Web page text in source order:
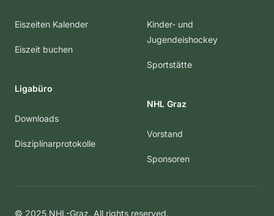
Eiszeiten Kalender
Eiszeit buchen
Ligabüro
Downloads
Disziplinarprotokolle
Kinder- und
Jugendeishockey
Sportstätte
NHL Graz
Vorstand
Sponsoren
© 2025 NHL-Graz. All rights reserved.